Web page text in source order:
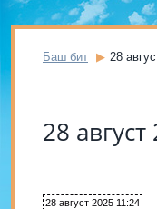
Баш бит 28
28
28 август 2025 11:24